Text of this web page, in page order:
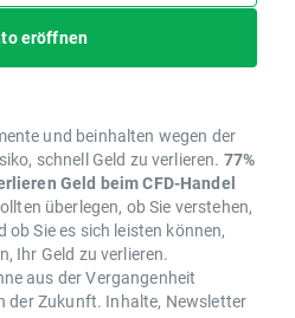
eröffnen
und beinhalten wegen der
schnell Geld zu verlieren. 77%
Geld beim CFD-Handel
überlegen, ob Sie verstehen,
Sie es sich leisten können,
Ihr Geld zu verlieren.
aus der Vergangenheit
der Zukunft. Inhalte, Newsletter